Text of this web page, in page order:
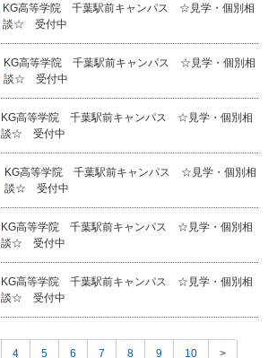
KG高等学院 千葉駅前キャンパス ☆見学・個別相
談☆ 受付中
KG高等学院 千葉駅前キャンパス ☆見学・個別相
談☆ 受付中
KG高等学院 千葉駅前キャンパス ☆見学・個別相
談☆ 受付中
KG高等学院 千葉駅前キャンパス ☆見学・個別相
談☆ 受付中
KG高等学院 千葉駅前キャンパス ☆見学・個別相
談☆ 受付中
KG高等学院 千葉駅前キャンパス ☆見学・個別相
談☆ 受付中
4 5 6 7 8 9 10 >